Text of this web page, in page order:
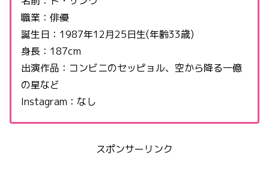
職業：俳優
誕生日：1987年12月25日生(年齢33歳)
身長：187cm
出演作品：コンビニのセッピョル、空から降る一億
の星など
Instagram：なし
スポンサーリンク